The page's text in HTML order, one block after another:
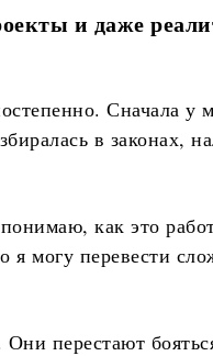
и даже
Сначала у
в законах,
как это
я могу перевести
перестают